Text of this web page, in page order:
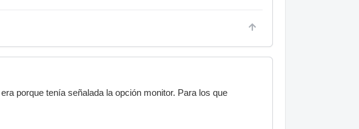
porque tenía señalada la opción monitor. Para los que